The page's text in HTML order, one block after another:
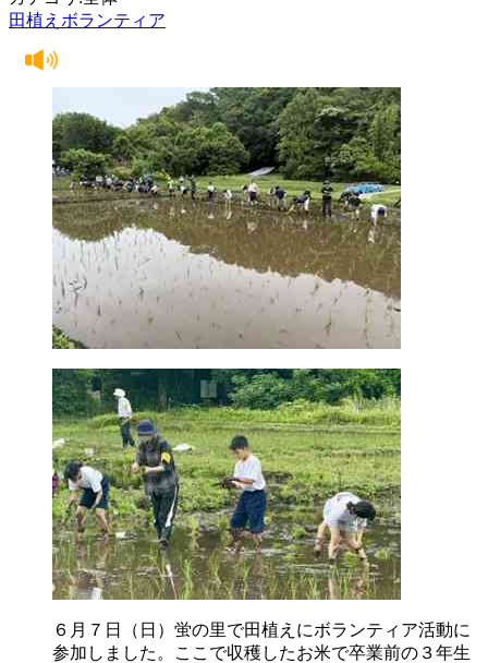
田植えボランティア
６月７日（日）蛍の里で田植えにボランティア活動に
参加しました。ここで収穫したお米で卒業前の３年生